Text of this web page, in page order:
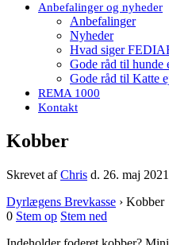
Anbefalinger og nyheder
Anbefalinger
Nyheder
Hvad siger
Gode råd til hunde
Gode råd til Katte
REMA 1000
Kontakt
Kobber
Skrevet afChris d. 26. maj 2021
Dyrlægens Brevkasse › Kobber
0 Stem op Stem ned